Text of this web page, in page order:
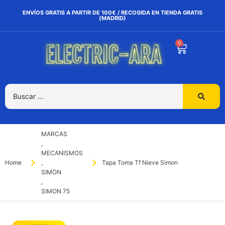
ENVÍOS GRATIS A PARTIR DE 100€ / RECOGIDA EN TIENDA GRATIS
(MADRID)
0
Home
MARCAS
,
MECANISMOS
,
SIMON
,
SIMON 75
Tapa Toma Tf Nieve Simon